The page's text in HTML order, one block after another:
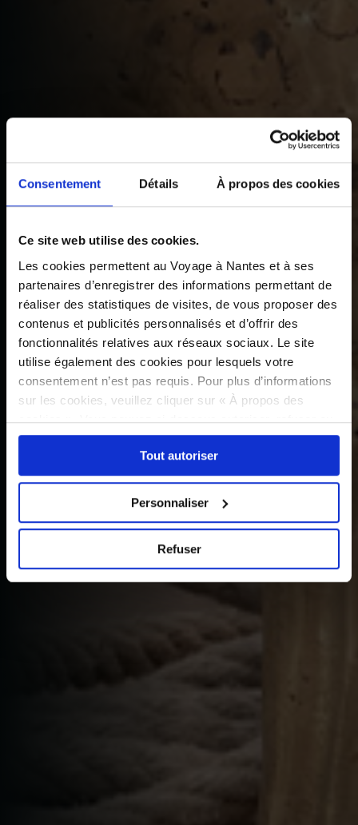
Consentement Détails À propos des cookies
Ce site web utilise des cookies.
Les cookies permettent au Voyage à Nantes et à ses
partenaires d’enregistrer des informations permettant de
réaliser des statistiques de visites, de vous proposer des
contenus et publicités personnalisés et d’offrir des
fonctionnalités relatives aux réseaux sociaux. Le site
utilise également des cookies pour lesquels votre
consentement n’est pas requis. Pour plus d’informations
sur les cookies, veuillez cliquer sur « À propos des
cookies ». Vous pouvez ci-dessous autoriser, refuser ou
sélectionner les cookies selon les finalités via l'onglet
« Détails ». À tout moment, vous pouvez modifier votre
choix en cliquant sur le lien « Cookies » en bas des
Tout autoriser
Personnaliser
Refuser